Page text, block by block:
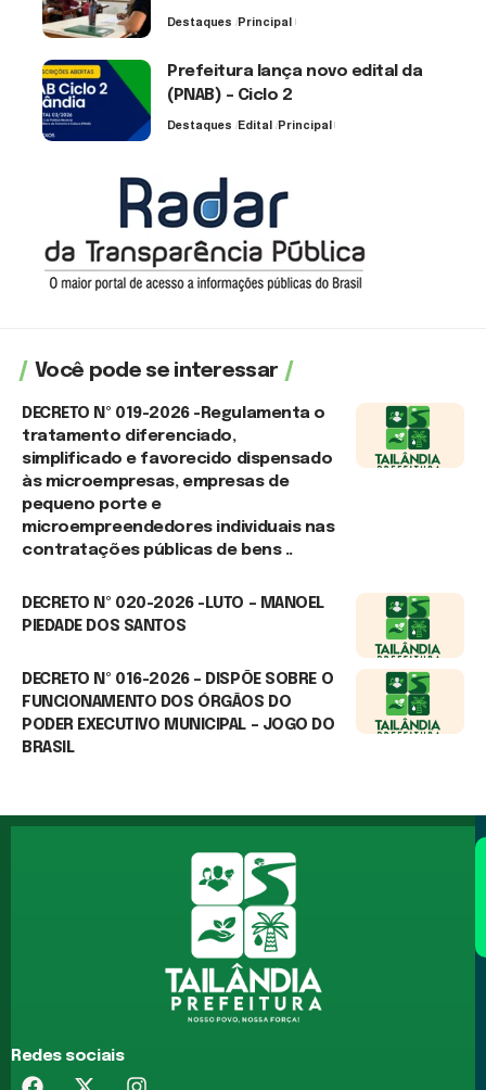
Destaques Principal
Prefeitura lança novo edital da
(PNAB) – Ciclo 2
Destaques Edital Principal
Você pode se interessar
DECRETO Nº 019-2026 -Regulamenta o
tratamento diferenciado,
simplificado e favorecido dispensado
às microempresas, empresas de
pequeno porte e
microempreendedores individuais nas
contratações públicas de bens ..
DECRETO Nº 020-2026 -LUTO – MANOEL
PIEDADE DOS SANTOS
DECRETO Nº 016-2026 – DISPÕE SOBRE O
FUNCIONAMENTO DOS ÓRGÃOS DO
PODER EXECUTIVO MUNICIPAL – JOGO DO
BRASIL
Redes sociais